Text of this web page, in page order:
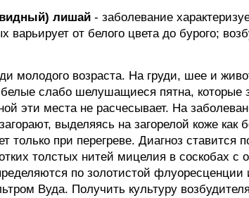
лишай - заболевание
варьирует от белого цвета до бурого;
молодого возраста. На груди, шее и
слабо шелушащиеся пятна,
эти места не расчесывает. На
выделяясь на загорелой коже
только при перегреве. Диагноз ставится
толстых нитей мицелия в соскобах
по золотистой
Вуда. Получить культуру